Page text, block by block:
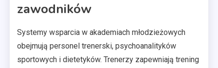
zawodników
Systemy wsparcia w akademiach młodzieżowych
obejmują personel trenerski, psychoanalityków
sportowych i dietetyków. Trenerzy zapewniają trening